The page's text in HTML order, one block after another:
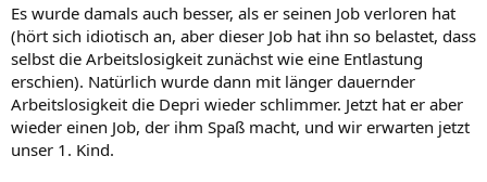
Es wurde damals auch besser, als er seinen Job verloren hat
(hört sich idiotisch an, aber dieser Job hat ihn so belastet, dass
selbst die Arbeitslosigkeit zunächst wie eine Entlastung
erschien). Natürlich wurde dann mit länger dauernder
Arbeitslosigkeit die Depri wieder schlimmer. Jetzt hat er aber
wieder einen Job, der ihm Spaß macht, und wir erwarten jetzt
unser 1. Kind.